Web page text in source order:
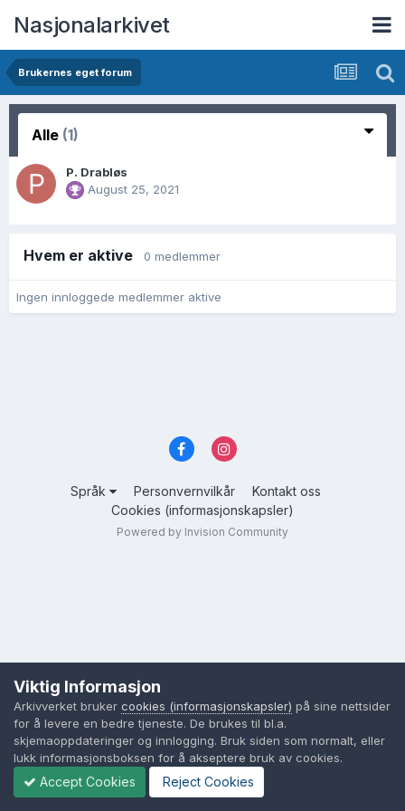
Nasjonalarkivet
Brukernes eget forum
Alle (1)
P. Drabløs
August 25, 2021
Hvem er aktive 0 medlemmer
Ingen innloggede medlemmer aktive
Språk Personvernvilkår
Kontakt oss
Cookies (informasjonskapsler)
Powered by Invision Community
Viktig Informasjon
Arkivverket bruker cookies (informasjonskapsler) på sine nettsider
for å levere en bedre tjeneste. De brukes til bl.a.
skjemaoppdateringer og innlogging. Bruk siden som normalt, eller
lukk informasjonsboksen for å akseptere bruk av cookies.
Accept Cookies Reject Cookies